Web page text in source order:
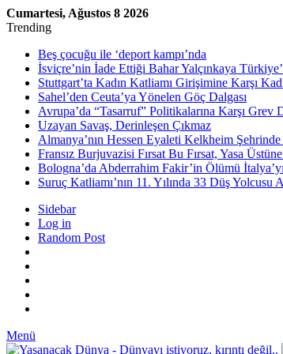
Cumartesi, Ağustos 8 2026
Trending
Beş çocuğu ile ‘deport kampı’nda
İsviçre’nin İade Ettiği Bahar Yalçınkaya
Stuttgart’ta Kadın Katliamı Girişimine Karşı
Sahel’den Ceuta’ya Yönelen Göç Dalgası
Avrupa’da “Tasarruf” Politikalarına Karşı Grev
Uzayan Savaş, Derinleşen Çıkmaz
Almanya’nın Hessen Eyaleti Kelkheim
Fransız Burjuvazisi Fırsat Bu Fırsat, Yasa
Bologna’da Abderrahim Fakir’in Ölümü
Suruç Katliamı’nın 11. Yılında 33 Düş Yolcusu
Sidebar
Log in
Random Post
Menü